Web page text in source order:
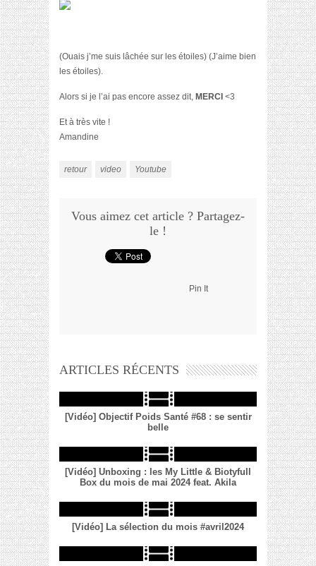
(Ouais j’me suis lâchée sur les étoiles) (J’aime bien
les étoiles).
Alors si je l’ai pas encore assez dit, MERCI <3
Et à très vite !
Amandine
retour video Youtube
Vous aimez cet article ? Partagez-
le !
Pin It
ARTICLES RÉCENTS
[Vidéo] Objectif Poids Santé #68 : se sentir
belle
[Vidéo] Unboxing : les My Little & Biotyfull
Box du mois de mai 2024 feat. Akila
[Vidéo] La sélection du mois #avril2024